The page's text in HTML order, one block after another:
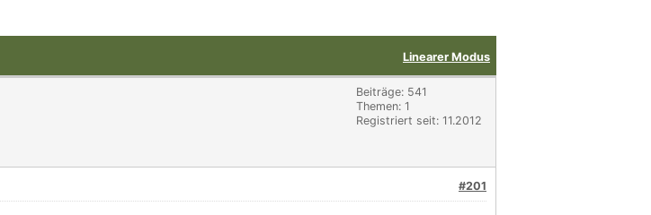
Linearer Modus
Beiträge: 541
Themen: 1
Registriert seit: 11.2012
#201